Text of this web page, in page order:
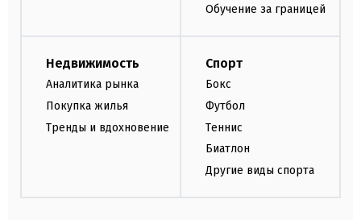
Обучение за границей
Недвижимость
Аналитика рынка
Покупка жилья
Тренды и вдохновение
Спорт
Бокс
Футбол
Теннис
Биатлон
Другие виды спорта